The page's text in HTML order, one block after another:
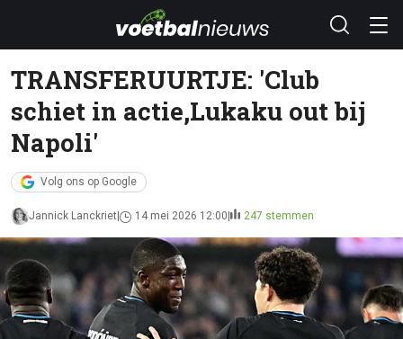
TRANSFERUURTJE: 'Club
schiet in actie,Lukaku out bij
Napoli'
Volg ons op Google
Jannick Lanckriet 14 mei 2026 12:00 247 stemmen